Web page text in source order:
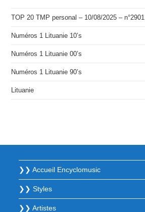
TOP 20 TMP personal – 10/08/2025 – n°2901
Numéros 1 Lituanie 10’s
Numéros 1 Lituanie 00’s
Numéros 1 Lituanie 90’s
Lituanie
❯❯ Accueil Encyclomusic
❯❯ Styles
❯❯ Artistes